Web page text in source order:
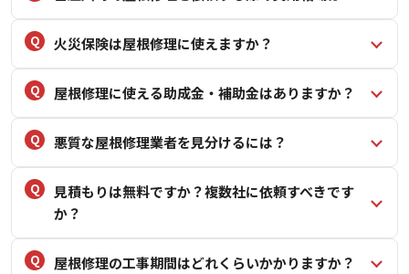
火災保険は屋根修理に使えますか？
屋根修理に使える助成金・補助金はありますか？
悪質な屋根修理業者を見分けるには？
見積もりは無料ですか？複数社に依頼すべきです
か？
屋根修理の工事期間はどれくらいかかりますか？